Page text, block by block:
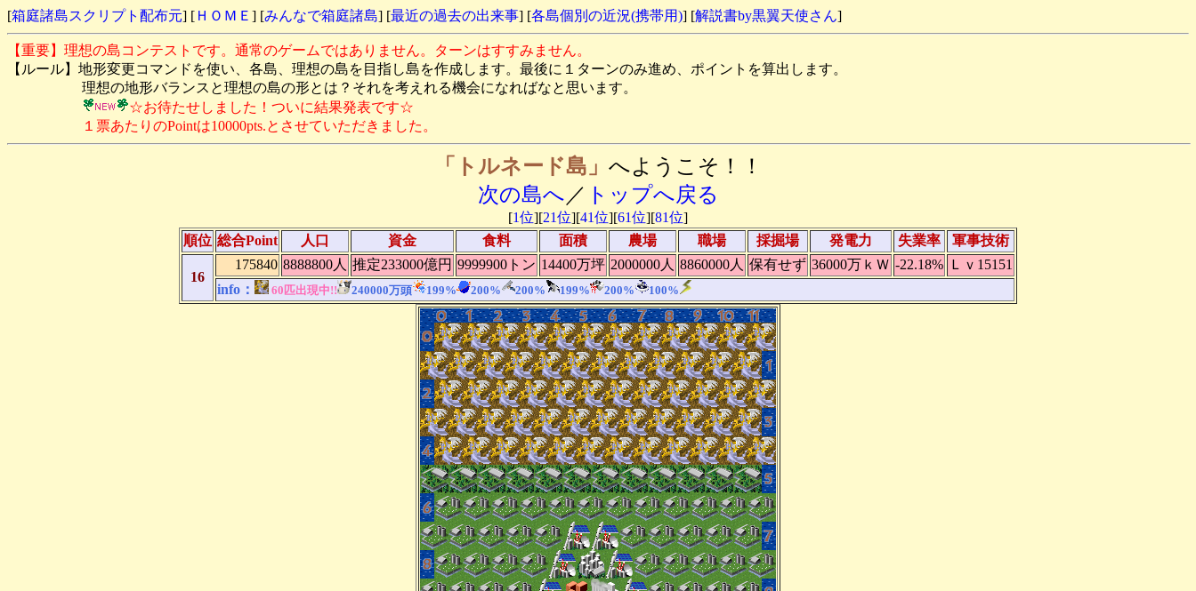
[箱庭諸島スクリプト配布元] [ ＨＯＭＥ ] [みんなで箱庭諸島] [最近の過去の出来事] [各島個別の近況(携帯用)] [解説書by黒翼天使さん]
【重要】理想の島コンテストです。通常のゲームではありません。ターンはすすみません。
【ルール】地形変更コマンドを使い、各島、理想の島を目指し島を作成します。最後に１ターンのみ進め、ポイントを算出します。
理想の地形バランスと理想の島の形とは？それを考えれる機会になればなと思います。
☆お待たせしました！ついに結果発表です☆
１票あたりのPointは10000pts.とさせていただきました。
「トルネード島」 へようこそ！！
次の島へ ／ トップへ戻る
[1位][21位][41位][61位][81位]
順位 総合Point 人口 資金 食料 面積 農場 職場 採掘場 発電力 失業率 軍事技術
16
175840 8888800人 推定233000億円 9999900トン 14400万坪 2000000人 8860000人 保有せず 36000万ｋＷ -22.18% Ｌｖ15151
info：
60匹出現中!! 240000万頭 199% 200% 200% 199% 200% 100%